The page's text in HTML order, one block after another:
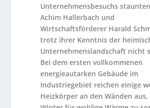
Unternehmensbesuchs
Achim Hallerbach und
Wirtschaftsförderer Harald
trotz ihrer Kenntnis der
Unternehmenslandschaft nicht
Bei dem ersten vollkommenen
energieautarken Gebäude im
Industriegebiet reichen einige
Heizkörper an den Wänden